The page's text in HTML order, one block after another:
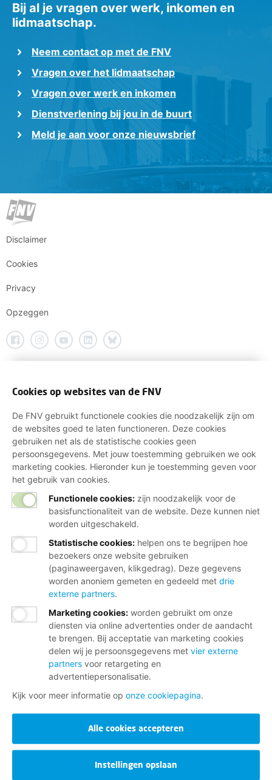
Bij al je vragen over werk, inkomen en
lidmaatschap.
Neem contact op met de FNV
Vragen over het lidmaatschap
Vragen over werk en inkomen
Dienstverlening bij jou in de buurt
Meld je aan voor onze nieuwsbrief
Disclaimer
Cookies
Privacy
Opzeggen
Cookies op websites van de FNV
De FNV gebruikt functionele cookies die noodzakelijk zijn om
de websites goed te laten functioneren. Deze cookies
gebruiken net als de statistische cookies geen
persoonsgegevens. Met jouw toestemming gebruiken we ook
marketing cookies. Hieronder kun je toestemming geven voor
het gebruik van cookies.
Functionele cookies: zijn noodzakelijk voor de
basisfunctionaliteit van de website. Deze kunnen niet
worden uitgeschakeld.
Statistische cookies: helpen ons te begrijpen hoe
bezoekers onze website gebruiken
(paginaweergaven, klikgedrag). Deze gegevens
worden anoniem gemeten en gedeeld met drie
externe partners.
Marketing cookies: worden gebruikt om onze
diensten via online advertenties onder de aandacht
te brengen. Bij acceptatie van marketing cookies
delen wij je persoonsgegevens met vier externe
partners voor retargeting en
advertentiepersonalisatie.
Kijk voor meer informatie op onze cookiepagina.
Alle cookies accepteren
Instellingen opslaan